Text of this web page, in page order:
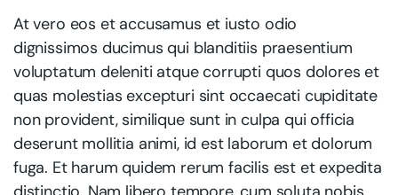
At vero eos et accusamus et iusto odio
dignissimos ducimus qui blanditiis praesentium
voluptatum deleniti atque corrupti quos dolores et
quas molestias excepturi sint occaecati cupiditate
non provident, similique sunt in culpa qui officia
deserunt mollitia animi, id est laborum et dolorum
fuga. Et harum quidem rerum facilis est et expedita